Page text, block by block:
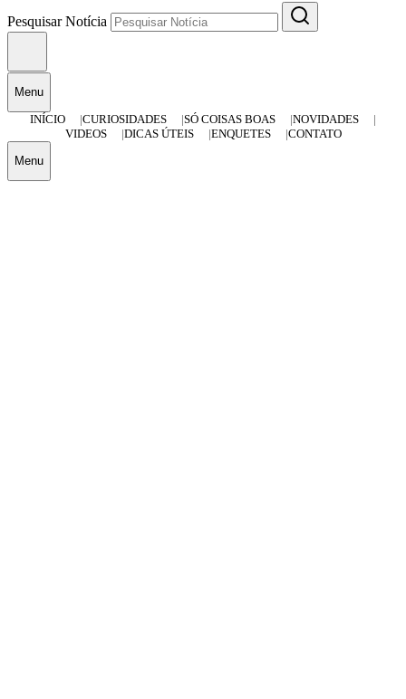
Pesquisar Notícia
Menu
INÍCIO
CURIOSIDADES SÓ COISAS BOAS
NOVIDADES
VIDEOS
DICAS ÚTEIS ENQUETES CONTATO
Menu